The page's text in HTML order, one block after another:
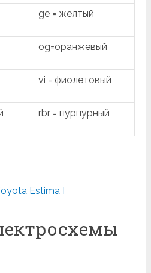
ge = желтый
og=оранжевый
vi = фиолетовый
rbr = пурпурный
Estima I